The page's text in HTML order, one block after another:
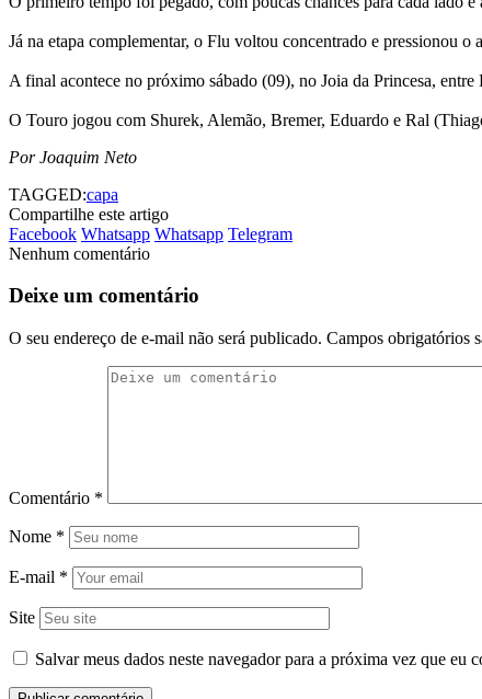
Já na etapa complementar, o Flu voltou concentrado e pressionou
A final acontece no próximo sábado (09), no Joia da Princesa,
O Touro jogou com Shurek, Alemão, Bremer, Eduardo e Ral
Por Joaquim Neto
TAGGED:capa
Compartilhe este artigo
Facebook Whatsapp Whatsapp Telegram
Nenhum comentário
Deixe um comentário
O seu endereço de e-mail não será publicado. Campos obrigatórios
Comentário *
Nome *
E-mail *
Site
Salvar meus dados neste navegador para a próxima vez que eu